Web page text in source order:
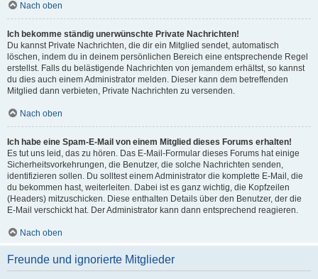
Nach oben
Ich bekomme ständig unerwünschte Private Nachrichten!
Du kannst Private Nachrichten, die dir ein Mitglied sendet, automatisch
löschen, indem du in deinem persönlichen Bereich eine entsprechende Regel
erstellst. Falls du belästigende Nachrichten von jemandem erhältst, so kannst
du dies auch einem Administrator melden. Dieser kann dem betreffenden
Mitglied dann verbieten, Private Nachrichten zu versenden.
Nach oben
Ich habe eine Spam-E-Mail von einem Mitglied dieses Forums erhalten!
Es tut uns leid, das zu hören. Das E-Mail-Formular dieses Forums hat einige
Sicherheitsvorkehrungen, die Benutzer, die solche Nachrichten senden,
identifizieren sollen. Du solltest einem Administrator die komplette E-Mail, die
du bekommen hast, weiterleiten. Dabei ist es ganz wichtig, die Kopfzeilen
(Headers) mitzuschicken. Diese enthalten Details über den Benutzer, der die
E-Mail verschickt hat. Der Administrator kann dann entsprechend reagieren.
Nach oben
Freunde und ignorierte Mitglieder